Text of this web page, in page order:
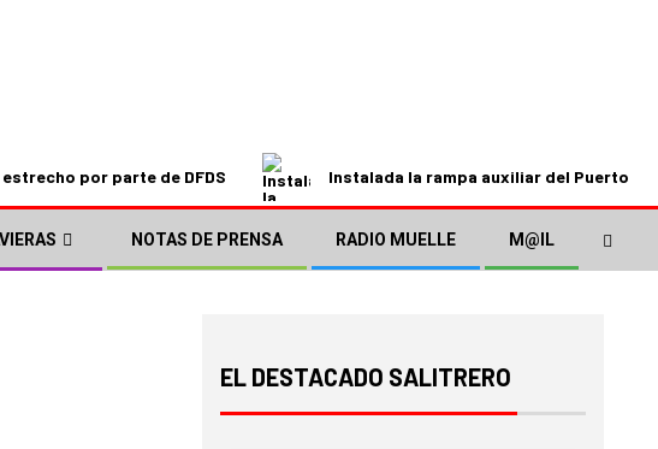
por parte de DFDS Instalada la rampa auxiliar del Puerto de
NOTAS DE PRENSA RADIO MUELLE M@IL
EL DESTACADO SALITRERO